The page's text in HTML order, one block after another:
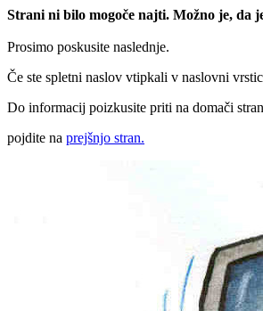
Strani ni bilo mogoče najti. Možno je, da
Prosimo poskusite naslednje.
Če ste spletni naslov vtipkali v naslovni
Do informacij poizkusite priti na domači
pojdite na prejšnjo stran.